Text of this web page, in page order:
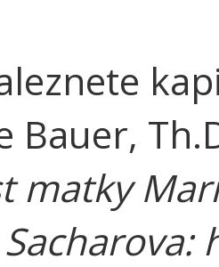
Bauer,
matky